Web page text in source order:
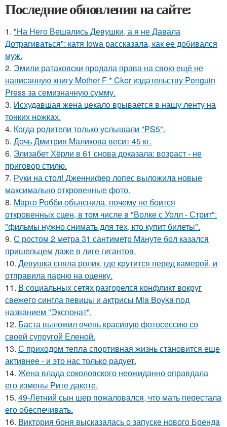
Последние обновления на сайте:
1. "На Него Вешались Девушки, а я не Давала
Дотрагиваться": катя Iowa рассказала, как ее добивался
муж.
2. Эмили ратаковски продала права на свою ещё не
написанную книгу Mother F * Cker издательству Penguin
Press за семизначную сумму.
3. Исхудавшая жена цекало врывается в нашу ленту на
тонких ножках.
4. Когда родители только услышали "PS5".
5. Дочь Дмитрия Маликова весит 45 кг.
6. Элизабет Хёрли в 61 снова доказала: возраст - не
приговор стилю.
7. Руки на стол! Дженнифер лопес выложила новые
максимально откровенные фото.
8. Марго Робби объяснила, почему не боится
откровенных сцен, в том числе в "Волке с Уолл - Стрит":
"фильмы нужно снимать для тех, кто купит билеты".
9. С ростом 2 метра 31 сантиметр Мануте бол казался
пришельцем даже в лиге гигантов.
10. Девушка сняла ролик, где крутится перед камерой, и
отправила парню на оценку.
11. В социальных сетях разгорелся конфликт вокруг
свежего сингла певицы и актрисы Mia Boyka под
названием "Экспонат".
12. Баста выложил очень красивую фотосессию со
своей супругой Еленой.
13. С приходом тепла спортивная жизнь становится еще
активнее - и это нас только радует.
14. Жена влада соколовского неожиданно оправдала
его измены Рите дакоте.
15. 49-Летний сын шер пожаловался, что мать перестала
его обеспечивать.
16. Виктория боня высказалась о запуске нового Бренда